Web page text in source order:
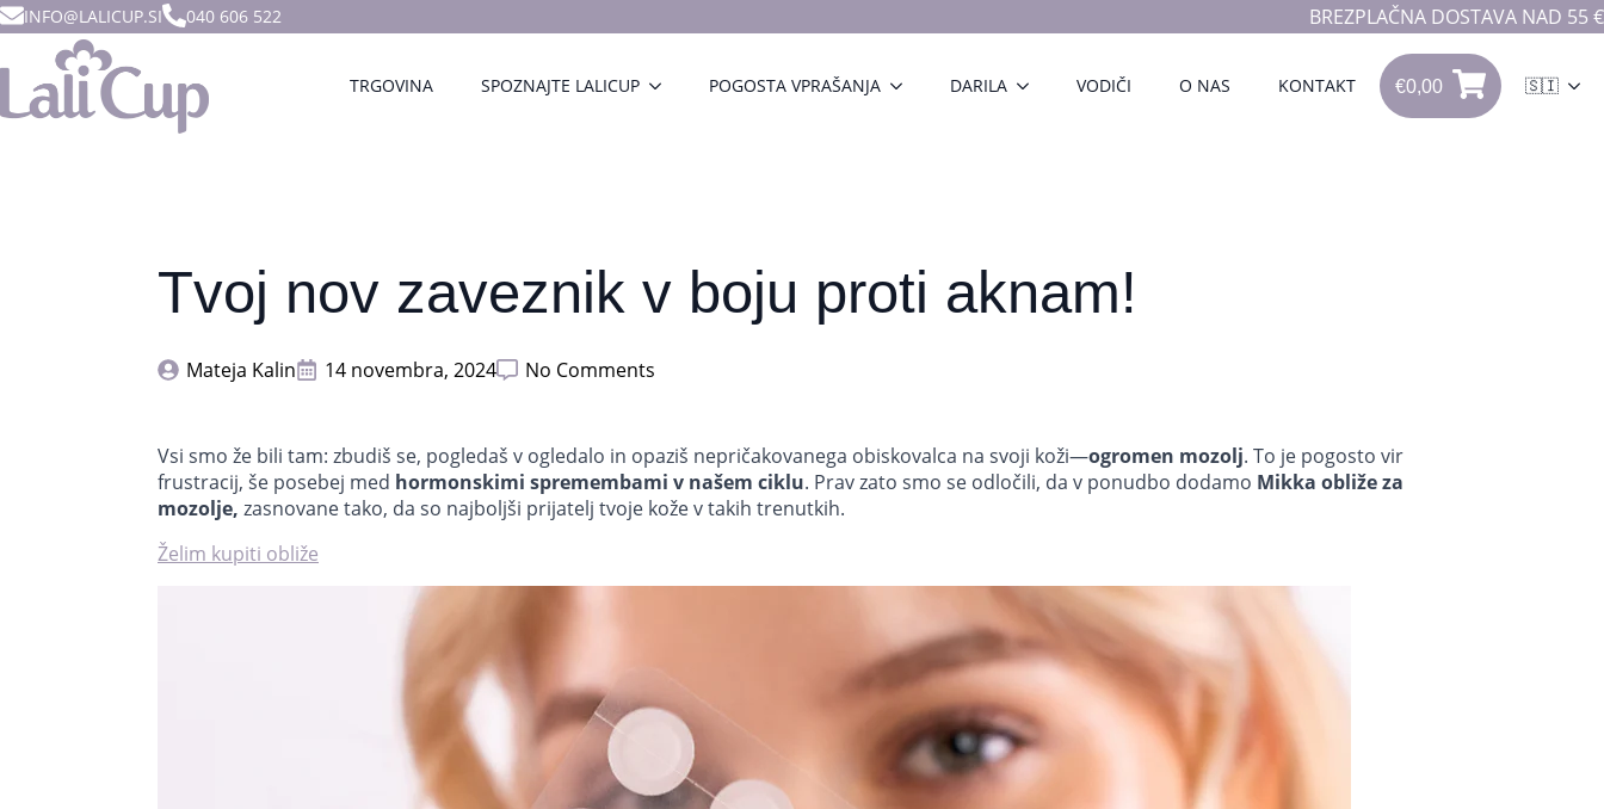
INFO@LALICUP.SI 040 606 522 BREZPLAČNA DOSTAVA NAD 55 €
TRGOVINA SPOZNAJTE LALICUP POGOSTA VPRAŠANJA DARILA VODIČI O NAS KONTAKT
€0,00
€0,00 🇸🇮
Tvoj nov zaveznik v boju proti aknam!
Mateja Kalin 14 novembra, 2024 No Comments
Vsi smo že bili tam: zbudiš se, pogledaš v ogledalo in opaziš nepričakovanega obiskovalca na svoji koži—ogromen mozolj. To je pogosto vir
frustracij, še posebej med hormonskimi spremembami v našem ciklu. Prav zato smo se odločili, da v ponudbo dodamo Mikka obliže za
mozolje, zasnovane tako, da so najboljši prijatelj tvoje kože v takih trenutkih.
Želim kupiti obliže